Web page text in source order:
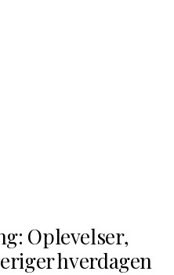
Oplevelser,
hverdagen